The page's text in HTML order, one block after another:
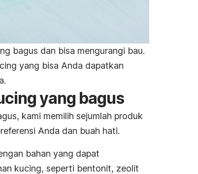
bagus dan bisa mengurangi bau.
yang bisa Anda dapatkan
yang bagus
kami memilih sejumlah produk
Anda dan buah hati.
bahan yang dapat
kucing, seperti bentonit, zeolit